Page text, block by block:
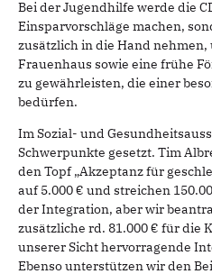
Bei der Jugendhilfe werde die
Einsparvorschläge machen,
zusätzlich in die Hand
Frauenhaus sowie eine frühe
zu gewährleisten, die einer
bedürfen.
Im Sozial- und
Schwerpunkte gesetzt. Tim
den Topf „Akzeptanz für
auf 5.000 € und streichen
der Integration, aber wir
zusätzliche rd. 81.000 € für die
unserer Sicht hervorragende
Ebenso unterstützen wir den